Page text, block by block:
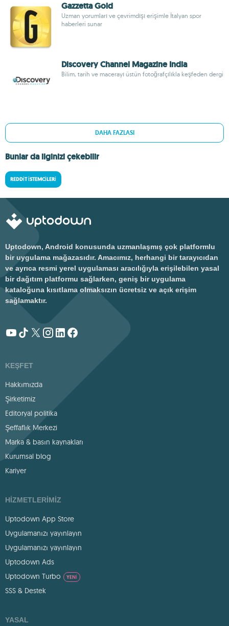
Gazzetta Gold
Uzman yorumları ve çevrimdışı erişimle İtalyan spor
haberleri sunar
Discovery Channel Magazine India
Bilim, tarih ve macerayı üstün fotoğrafçılıkla keşfeden dergi
DAHA FAZLASI
Bunlar da ilginizi çekebilir
REDDIT İSTEMCILERI
Uptodown, Android konusunda uzmanlaşmış çok platformlu
bir uygulama mağazasıdır. Amacımız, herhangi bir tarayıcıdan
ve ayrıca resmi yerel uygulaması aracılığıyla erişilebilen yasal
bir dağıtım platformu sağlarken, geniş bir uygulama
kataloğuna kısıtlama olmaksızın ücretsiz ve açık erişim
sağlamaktır.
KEŞFET
Hakkımızda
Şirketimiz
Editoryal politika
Şeffaflık Merkezi
Marka & basın kaynakları
Kurumsal blog
Kariyer
HIZMETLERIMIZ
Uptodown App Store
Uygulamanızı yayınlayın
Uygulamanızı yayınlayın
Uptodown Ads
Uptodown Turbo
YENI
SSS & Destek
YASAL